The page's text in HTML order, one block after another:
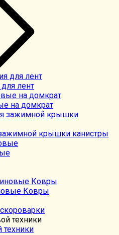
лент
на домкрат
крышки канистры
Ковры
техники